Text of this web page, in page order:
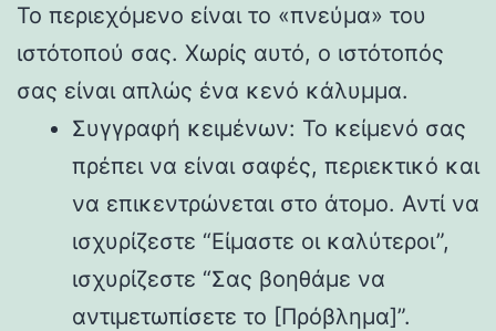
Το περιεχόμενο είναι το «πνεύμα» του
ιστότοπού σας. Χωρίς αυτό, ο ιστότοπός
σας είναι απλώς ένα κενό κάλυμμα.
Συγγραφή κειμένων: Το κείμενό σας
πρέπει να είναι σαφές, περιεκτικό και
να επικεντρώνεται στο άτομο. Αντί να
ισχυρίζεστε “Είμαστε οι καλύτεροι”,
ισχυρίζεστε “Σας βοηθάμε να
αντιμετωπίσετε το [Πρόβλημα]”.